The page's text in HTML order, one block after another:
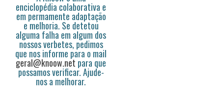
enciclopédia colaborativa e
em permamente adaptação
e melhoria. Se detetou
alguma falha em algum dos
nossos verbetes, pedimos
que nos informe para o mail
geral@knoow.net para que
possamos verificar. Ajude-
nos a melhorar.